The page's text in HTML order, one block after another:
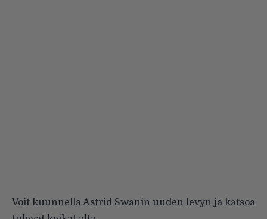
Voit kuunnella Astrid Swanin uuden levyn ja katsoa